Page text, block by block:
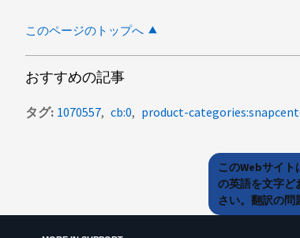
このページのトップへ
おすすめの記事
タグ 1070557 cb:0 product-
このWebサイ
の英語を文字ど
さい。翻訳の